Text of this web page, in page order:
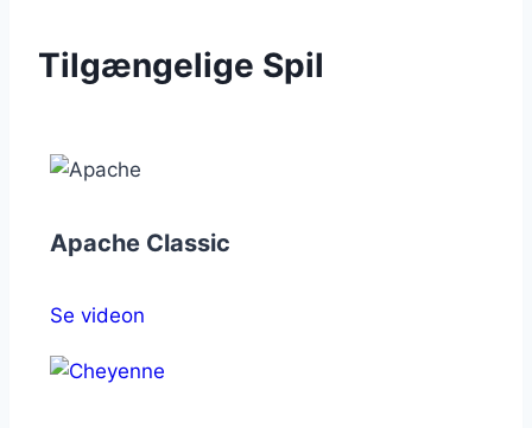
Tilgængelige Spil
Apache Classic
Se videon